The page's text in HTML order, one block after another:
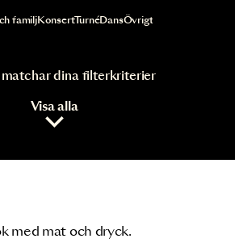
innehållet automatiskt
familjKonsertTurnéDansÖvrigt
matchar dina filterkriterier
Visa alla
med mat och dryck.